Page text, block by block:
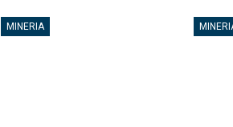
MINERIA